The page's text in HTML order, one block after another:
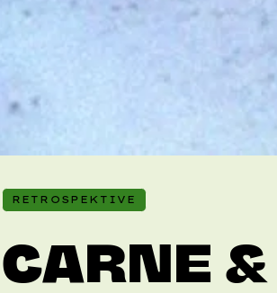
RETROSPEKTIVE
CARNE